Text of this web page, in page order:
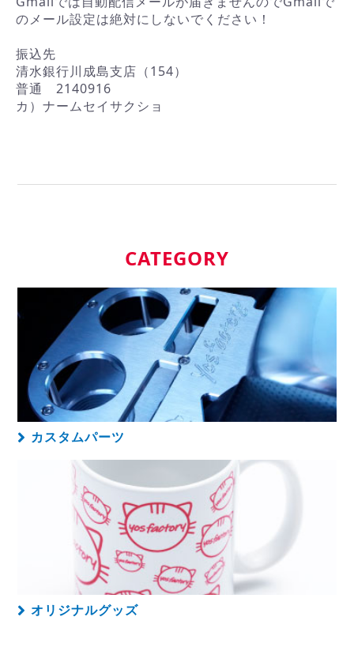
のメール設定は絶対にしないでください！
振込先
清水銀行川成島支店（154）
普通 2140916
カ）ナームセイサクショ
CATEGORY
カスタムパーツ
オリジナルグッズ